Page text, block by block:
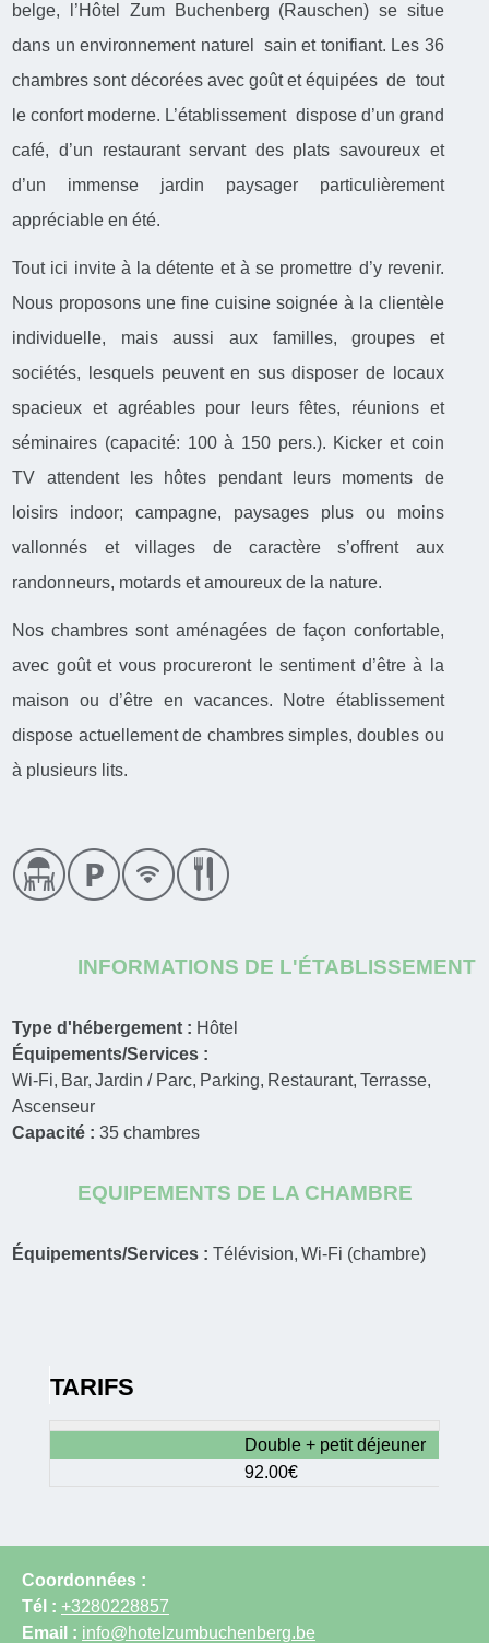
belge, l’Hôtel Zum Buchenberg (Rauschen) se situe
dans un environnement naturel sain et tonifiant. Les 36
chambres sont décorées avec goût et équipées de tout
le confort moderne. L’établissement dispose d’un grand
café, d’un restaurant servant des plats savoureux et
d’un immense jardin paysager particulièrement
appréciable en été.
Tout ici invite à la détente et à se promettre d’y revenir.
Nous proposons une fine cuisine soignée à la clientèle
individuelle, mais aussi aux familles, groupes et
sociétés, lesquels peuvent en sus disposer de locaux
spacieux et agréables pour leurs fêtes, réunions et
séminaires (capacité: 100 à 150 pers.). Kicker et coin
TV attendent les hôtes pendant leurs moments de
loisirs indoor; campagne, paysages plus ou moins
vallonnés et villages de caractère s’offrent aux
randonneurs, motards et amoureux de la nature.
Nos chambres sont aménagées de façon confortable,
avec goût et vous procureront le sentiment d’être à la
maison ou d’être en vacances. Notre établissement
dispose actuellement de chambres simples, doubles ou
à plusieurs lits.
INFORMATIONS DE L'ÉTABLISSEMENT
Type d'hébergement : Hôtel
Équipements/Services :
Wi-Fi Bar Jardin / Parc Parking Restaurant Terrasse
Ascenseur
Capacité :35 chambres
EQUIPEMENTS DE LA CHAMBRE
Équipements/Services :Télévision Wi-Fi (chambre)
TARIFS
Double + petit déjeuner
92.00€
Coordonnées :
Tél : +3280228857
Email : info@hotelzumbuchenberg.be